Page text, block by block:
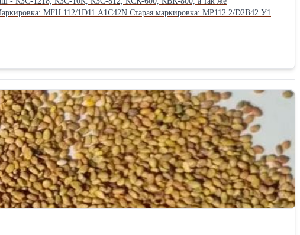
PVH112 (ТН-112-2). Агрегаты реверсные с креплением шланг РВД под
кг Способ упаковки: Паллетный борт.